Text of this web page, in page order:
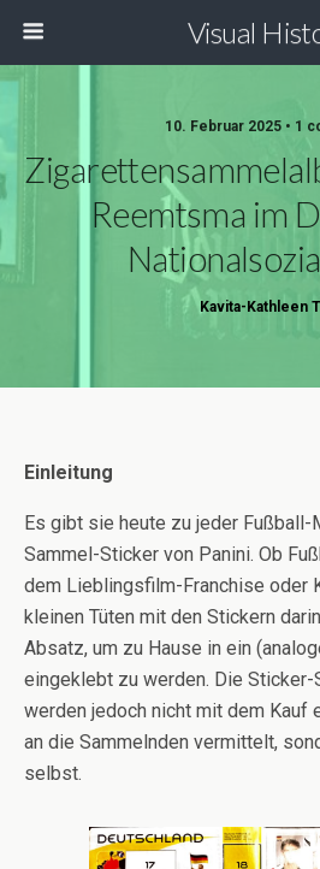
Visual
10. Februar 2025 • 1
Reemtsma im
Kavita-Kathleen
Einleitung
Es gibt sie heute zu jeder
Sammel-Sticker von Panini. Ob
dem Lieblingsfilm-Franchise oder
kleinen Tüten mit den Stickern
Absatz, um zu Hause in ein
eingeklebt zu werden. Die Sticker-
werden jedoch nicht mit dem Kauf
an die Sammelnden vermittelt,
selbst.